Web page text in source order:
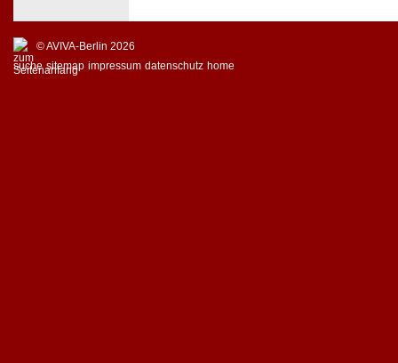
© AVIVA-Berlin 2026
suche sitemap impressum datenschutz home